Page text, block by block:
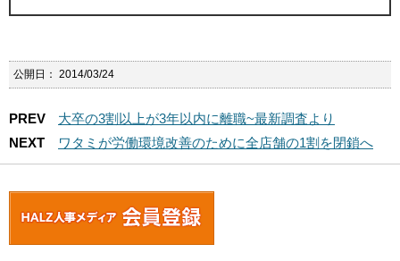
公開日： 2014/03/24
PREV
大卒の3割以上が3年以内に離職~最新調査より
NEXT
ワタミが労働環境改善のために全店舗の1割を閉鎖へ